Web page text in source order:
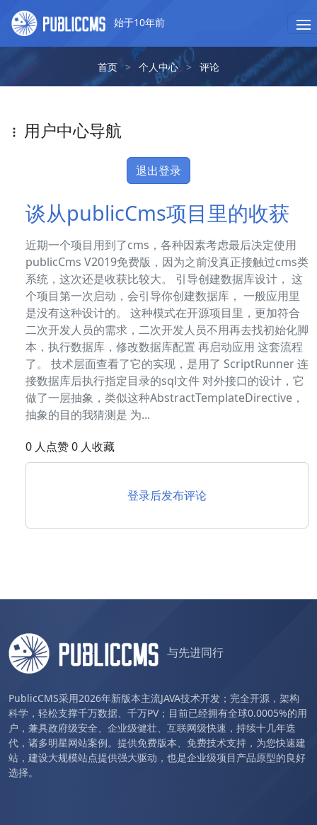
始于10年前
首页 > 个人中心 > 评论
用户中心导航
退出登录
谈从publicCms项目里的收获
近期一个项目用到了cms，各种因素考虑最后决定使用
publicCms V2019免费版，因为之前没真正接触过cms类
系统，这次还是收获比较大。 引导创建数据库设计， 这
个项目第一次启动，会引导你创建数据库， 一般应用里
是没有这种设计的。 这种模式在开源项目里，更加符合
二次开发人员的需求，二次开发人员不用再去找初始化脚
本，执行数据库，修改数据库配置 再启动应用 这套流程
了。​ 技术层面查看了它的实现，是用了 ScriptRunner 连
接数据库后执行指定目录的sql文件 对外接口的设计，它
做了一层抽象，类似这种AbstractTemplateDirective，
抽象的目的我猜测是 为...
0 人点赞 0 人收藏
登录后发布评论
与先进同行
PublicCMS采用2026年新版本主流JAVA技术开发；完全开源，架构
科学，轻松支撑千万数据、千万PV；目前已经拥有全球0.0005%的用
户，兼具政府级安全、企业级健壮、互联网级快速，持续十几年迭
代，诸多明星网站案例。提供免费版本、免费技术支持，为您快速建
站，建设大规模站点提供强大驱动，也是企业级项目产品原型的良好
选择。